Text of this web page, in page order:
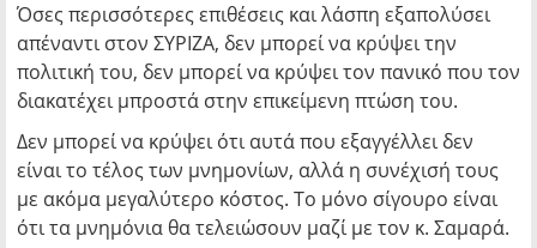
Όσες περισσότερες επιθέσεις και λάσπη εξαπολύσει
απέναντι στον ΣΥΡΙΖΑ, δεν μπορεί να κρύψει την
πολιτική του, δεν μπορεί να κρύψει τον πανικό που τον
διακατέχει μπροστά στην επικείμενη πτώση του.
Δεν μπορεί να κρύψει ότι αυτά που εξαγγέλλει δεν
είναι το τέλος των μνημονίων, αλλά η συνέχισή τους
με ακόμα μεγαλύτερο κόστος. Το μόνο σίγουρο είναι
ότι τα μνημόνια θα τελειώσουν μαζί με τον κ. Σαμαρά.